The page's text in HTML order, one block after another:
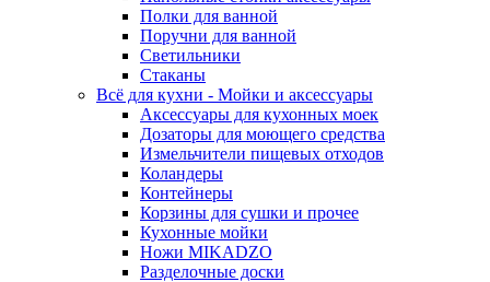
Полки для ванной
Поручни для ванной
Светильники
Стаканы
Всё для кухни - Мойки и аксессуары
Аксессуары для кухонных моек
Дозаторы для моющего средства
Измельчители пищевых отходов
Коландеры
Контейнеры
Корзины для сушки и прочее
Кухонные мойки
Ножи MIKADZO
Разделочные доски